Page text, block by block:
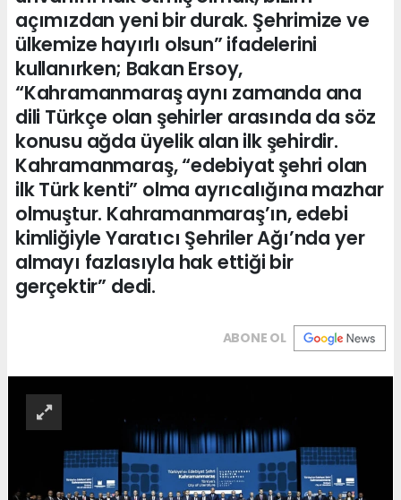
açımızdan yeni bir durak. Şehrimize ve
ülkemize hayırlı olsun” ifadelerini
kullanırken; Bakan Ersoy,
“Kahramanmaraş aynı zamanda ana
dili Türkçe olan şehirler arasında da söz
konusu ağda üyelik alan ilk şehirdir.
Kahramanmaraş, “edebiyat şehri olan
ilk Türk kenti” olma ayrıcalığına mazhar
olmuştur. Kahramanmaraş’ın, edebi
kimliğiyle Yaratıcı Şehriler Ağı’nda yer
almayı fazlasıyla hak ettiği bir
gerçektir” dedi.
ABONE OL